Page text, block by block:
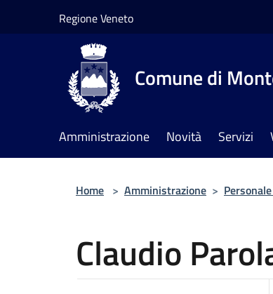
Regione Veneto
Comune di
Amministrazione Novità Servizi
Home > Amministrazione >
Claudio